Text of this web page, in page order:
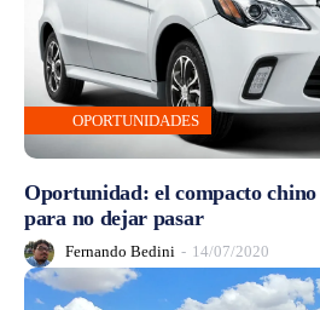
OPORTUNIDADES
Oportunidad: el compacto
para no dejar pasar
Fernando Bedini - 14/07/2020